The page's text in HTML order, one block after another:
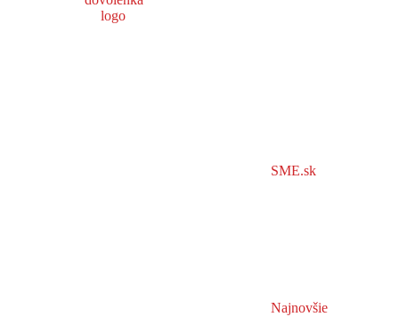
SME.sk
Najnovšie